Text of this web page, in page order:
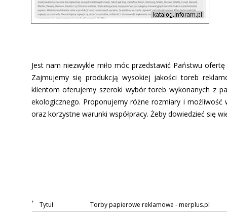
Jest nam niezwykle miło móc przedstawić Państwu
Zajmujemy się produkcją wysokiej jakości toreb
klientom oferujemy szeroki wybór toreb wykonanych z
ekologicznego. Proponujemy różne rozmiary i
oraz korzystne warunki współpracy. Żeby dowiedzieć się
Tytuł
Torby papierowe reklamowe - merplus.pl